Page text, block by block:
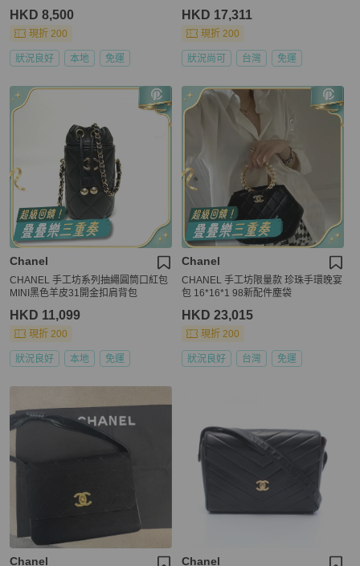
HKD 8,500
現折 200
狀況良好 本地 免運
HKD 17,311
現折 200
狀況尚可 台灣 免運
Chanel
CHANEL 手工坊系列抽繩圓筒口紅包
MINI黑色羊皮31開金扣肩背包
HKD 11,099
現折 200
狀況良好 本地 免運
Chanel
CHANEL 手工坊限量款 珍珠手環晚宴
包 16*16*1 98新配件塵袋
HKD 23,015
現折 200
狀況良好 台灣 免運
Chanel Chanel